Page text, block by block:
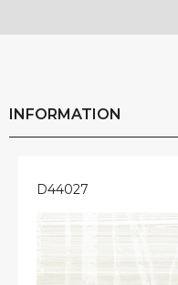
INFORMATION
D44027